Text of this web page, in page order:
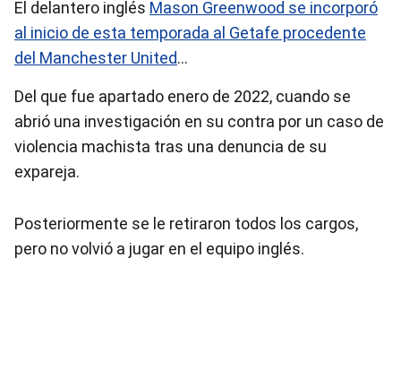
El delantero inglés Mason Greenwood se incorporó
al inicio de esta temporada al Getafe procedente
del Manchester United…
Del que fue apartado enero de 2022, cuando se
abrió una investigación en su contra por un caso de
violencia machista tras una denuncia de su
expareja.
Posteriormente se le retiraron todos los cargos,
pero no volvió a jugar en el equipo inglés.